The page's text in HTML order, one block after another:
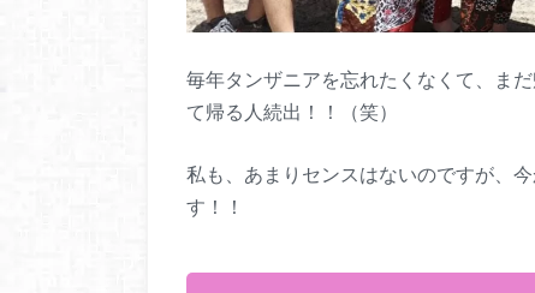
毎年タンザニアを忘れたくなくて、ま
て帰る人続出！！（笑）
私も、あまりセンスはないのですが、
す！！